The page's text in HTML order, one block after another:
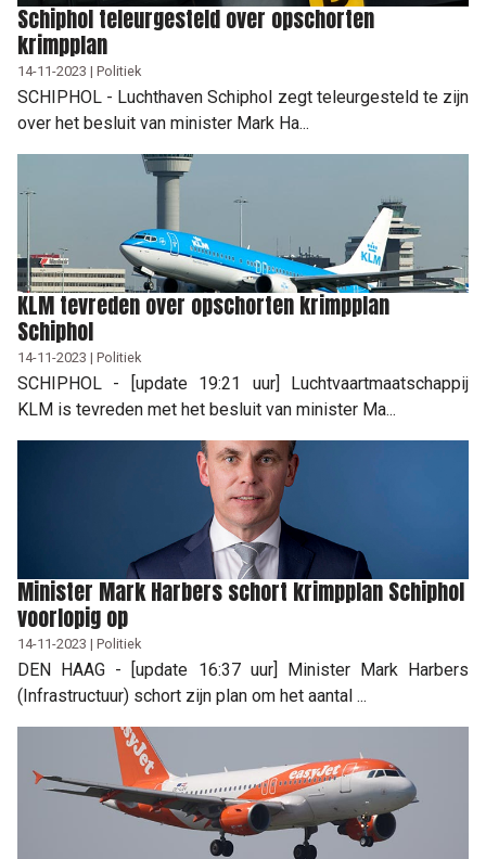
Schiphol teleurgesteld over opschorten
krimpplan
14-11-2023 | Politiek
SCHIPHOL - Luchthaven Schiphol zegt teleurgesteld te zijn
over het besluit van minister Mark Ha...
KLM tevreden over opschorten krimpplan
Schiphol
14-11-2023 | Politiek
SCHIPHOL - [update 19:21 uur] Luchtvaartmaatschappij
KLM is tevreden met het besluit van minister Ma...
Minister Mark Harbers schort krimpplan Schiphol
voorlopig op
14-11-2023 | Politiek
DEN HAAG - [update 16:37 uur] Minister Mark Harbers
(Infrastructuur) schort zijn plan om het aantal ...